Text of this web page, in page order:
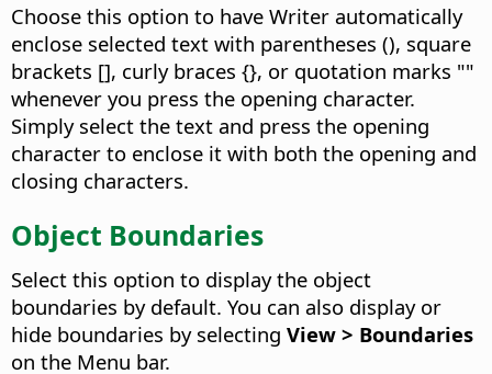
Choose this option to have Writer automatically
enclose selected text with parentheses (), square
brackets [], curly braces {}, or quotation marks ""
whenever you press the opening character.
Simply select the text and press the opening
character to enclose it with both the opening and
closing characters.
Object Boundaries
Select this option to display the object
boundaries by default. You can also display or
hide boundaries by selecting View > Boundaries
on the Menu bar.